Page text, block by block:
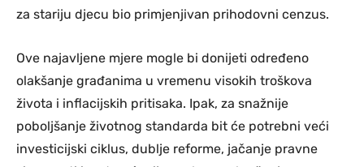
za stariju djecu bio primjenjivan prihodovni cenzus.
Ove najavljene mjere mogle bi donijeti određeno
olakšanje građanima u vremenu visokih troškova
života i inflacijskih pritisaka. Ipak, za snažnije
poboljšanje životnog standarda bit će potrebni veći
investicijski ciklus, dublje reforme, jačanje pravne